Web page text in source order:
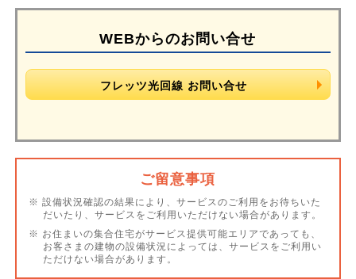
WEBからのお問い合せ
フレッツ光回線 お問い合せ
ご留意事項
※ 設備状況確認の結果により、サービスのご利用をお待ちいた
だいたり、サービスをご利用いただけない場合があります。
※ お住まいの集合住宅がサービス提供可能エリアであっても、
お客さまの建物の設備状況によっては、サービスをご利用い
ただけない場合があります。